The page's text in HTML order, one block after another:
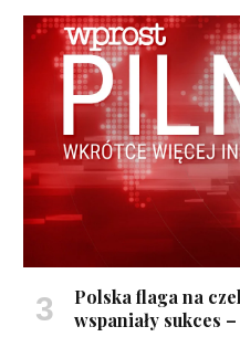
Polska flaga na
wspaniały sukces